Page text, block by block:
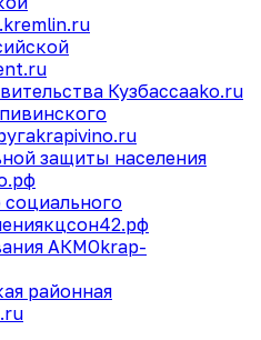
Кузбассаako.ru
krapivino.ru
защиты населения
кцсон42.рф
АКМОkrap-
районная